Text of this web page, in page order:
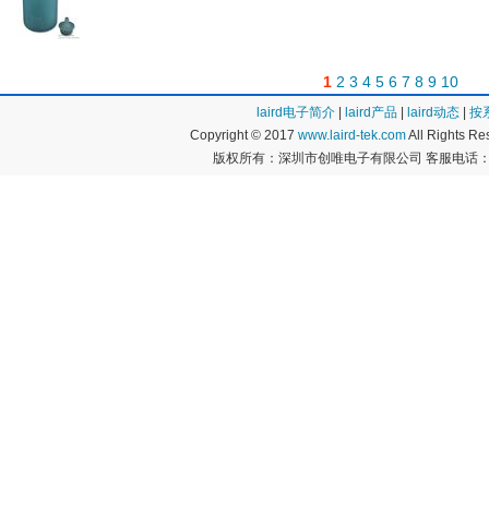
1 2 3 4 5 6 7 8 9 10
laird电子简介 laird产品 laird动态
按
Copyright © 2017 www.laird-tek.comAll Rights
版权所有：深圳市创唯电子有限公司 客服电话